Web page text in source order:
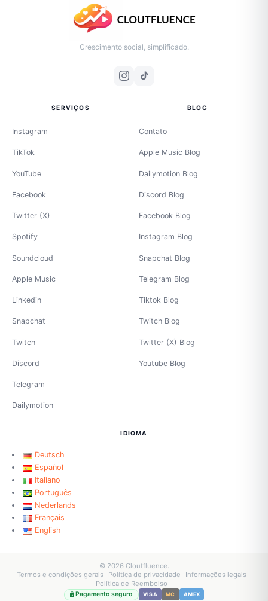
Crescimento social, simplificado.
SERVIÇOS
Instagram
TikTok
YouTube
Facebook
Twitter (X)
Spotify
Soundcloud
Apple Music
Linkedin
Snapchat
Twitch
Discord
Telegram
Dailymotion
BLOG
Contato
Apple Music Blog
Dailymotion Blog
Discord Blog
Facebook Blog
Instagram Blog
Snapchat Blog
Telegram Blog
Tiktok Blog
Twitch Blog
Twitter (X) Blog
Youtube Blog
IDIOMA
Deutsch
Español
Italiano
Português
Nederlands
Français
English
© 2026 Cloutfluence.
Termos e condições gerais
Política de privacidade
Informações legais
Política de Reembolso
Pagamento seguro VISA MC AMEX